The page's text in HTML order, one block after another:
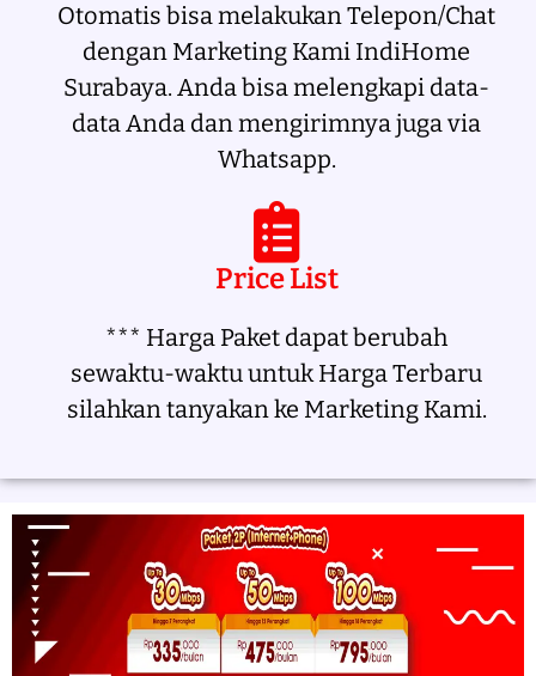
Otomatis bisa melakukan Telepon/Chat
dengan Marketing Kami IndiHome
Surabaya. Anda bisa melengkapi data-
data Anda dan mengirimnya juga via
Whatsapp.
Price List
*** Harga Paket dapat berubah
sewaktu-waktu untuk Harga Terbaru
silahkan tanyakan ke Marketing Kami.